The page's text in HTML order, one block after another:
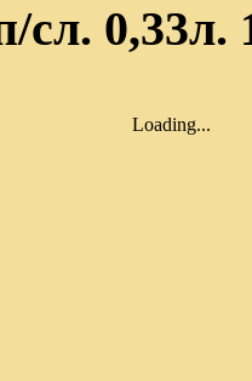
сл. 0,33л.
Loading...